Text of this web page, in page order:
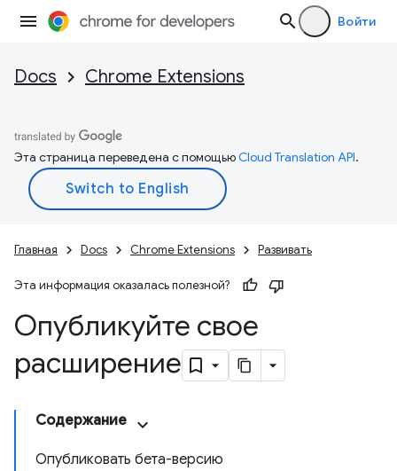
Войти
Docs Chrome Extensions
Эта страница переведена с помощьюCloud Translation API.
Главная Docs Chrome Extensions Развивать
Эта информация оказалась полезной?
Опубликуйте свое
расширение
Содержание
Опубликовать бета-версию